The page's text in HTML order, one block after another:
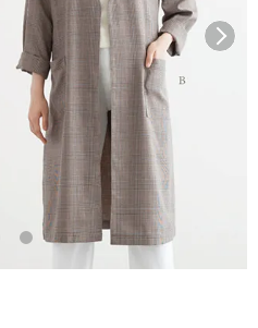
次へ